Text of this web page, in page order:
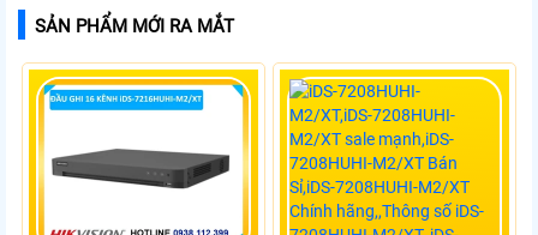
SẢN PHẨM MỚI RA MẮT